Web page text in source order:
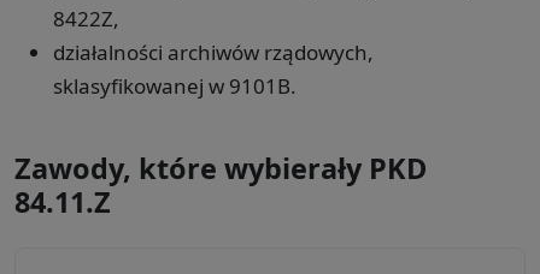
8422Z,
działalności archiwów rządowych,
sklasyfikowanej w 9101B.
Zawody, które wybierały PKD
84.11.Z